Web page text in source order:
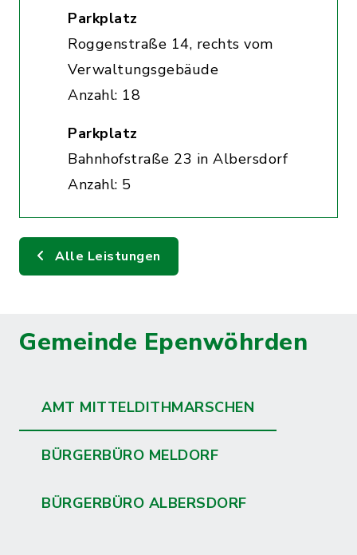
Parkplatz
Roggenstraße 14, rechts vom
Verwaltungsgebäude
Anzahl: 18
Parkplatz
Bahnhofstraße 23 in Albersdorf
Anzahl: 5
Alle Leistungen
Gemeinde Epenwöhrden
AMT MITTELDITHMARSCHEN
BÜRGERBÜRO MELDORF
BÜRGERBÜRO ALBERSDORF